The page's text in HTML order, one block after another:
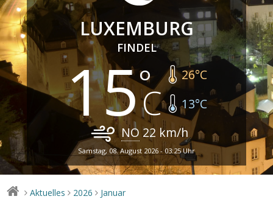
LUXEMBURG
FINDEL
15 26°C
13°C
NO 22 km/h
Samstag, 08. August 2026 - 03:25 Uhr
> Aktuelles > 2026 > Januar